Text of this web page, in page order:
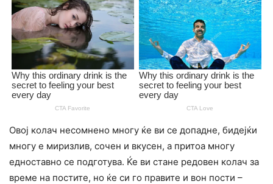
Овој колач несомнено многу ќе ви се допадне, бидејќи
многу е миризлив, сочен и вкусен, а притоа многу
едноставно се подготува. Ќе ви стане редовен колач за
време на постите, но ќе си го правите и вон пости –